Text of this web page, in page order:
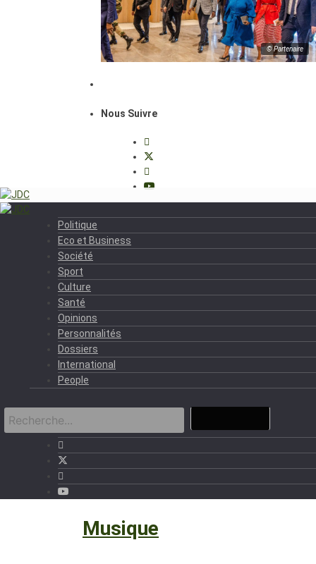
© Partenaire
Nous Suivre
Politique
Eco et Business
Société
Sport
Culture
Santé
Opinions
Personnalités
Dossiers
International
People
Musique